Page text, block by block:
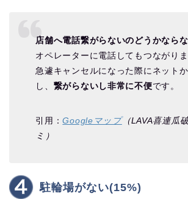
店舗へ電話繋がらないのどうかならな
オペレーターに電話してもつながりま
急遽キャンセルになった際にネット
し、 繋がらないし非常に不便です。
引用：Googleマップ（LAVA喜連瓜
ミ）
駐輪場がない(15%)